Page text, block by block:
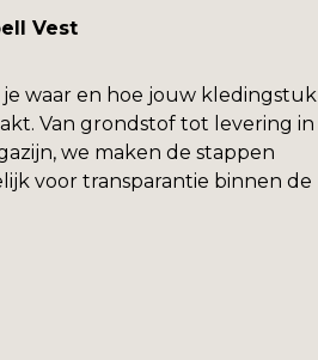
Vest
je waar en hoe jouw kledingstuk
Van grondstof tot levering in
we maken de stappen
voor transparantie binnen de